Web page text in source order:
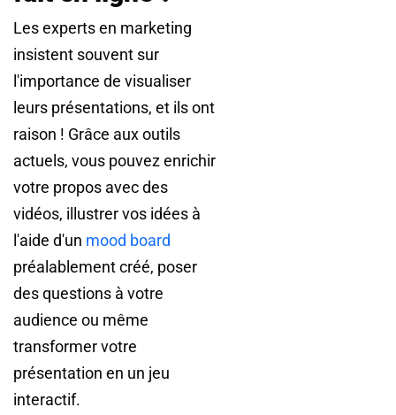
Les experts en marketing
insistent souvent sur
l'importance de visualiser
leurs présentations, et ils ont
raison ! Grâce aux outils
actuels, vous pouvez enrichir
votre propos avec des
vidéos, illustrer vos idées à
l'aide d'un mood board
préalablement créé, poser
des questions à votre
audience ou même
transformer votre
présentation en un jeu
interactif.